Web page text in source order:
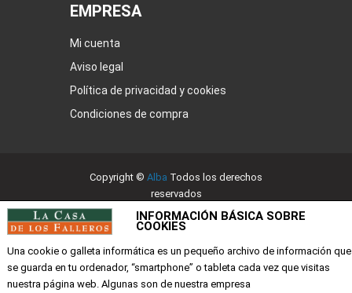
EMPRESA
Mi cuenta
Aviso legal
Política de privacidad y cookies
Condiciones de compra
Copyright © Alba Todos los derechos
reservados
INFORMACIÓN BÁSICA SOBRE
COOKIES
Una cookie o galleta informática es un pequeño archivo de información que
se guarda en tu ordenador, “smartphone” o tableta cada vez que visitas
nuestra página web. Algunas son de nuestra empresa